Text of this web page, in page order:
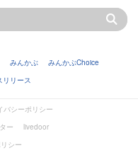
みんかぶ
みんかぶChoice
リリース
バシーポリシー
ー
livedoor
シー